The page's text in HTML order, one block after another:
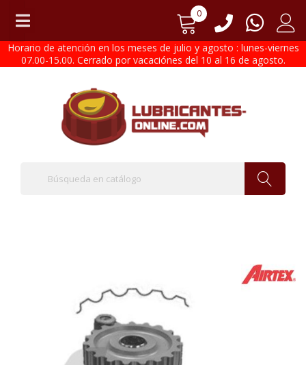
0
Horario de atención en los meses de julio y agosto : lunes-viernes
07.00-15.00. Cerrado por vacaciónes del 10 al 16 de agosto.